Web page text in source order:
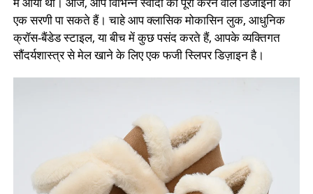
एक सरणी पा सकते हैं। चाहे आप क्लासिक मोकासिन लुक, आधुनिक
क्रॉस-बैंडेड स्टाइल, या बीच में कुछ पसंद करते हैं, आपके व्यक्तिगत
सौंदर्यशास्त्र से मेल खाने के लिए एक फजी स्लिपर डिज़ाइन है।